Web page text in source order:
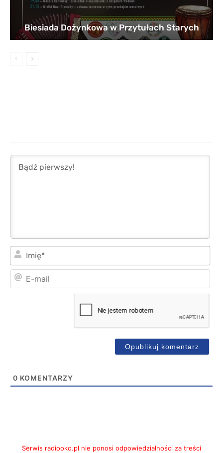
Biesiada Dożynkowa w Przytułach Starych
0 KOMENTARZY
Serwis radiooko.pl nie ponosi odpowiedzialności za treści